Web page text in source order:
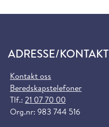
ADRESSE/KONTAKT
Kontakt oss
Beredskapstelefoner
Tlf.: 21 07 70 00
Org.nr: 983 744 516